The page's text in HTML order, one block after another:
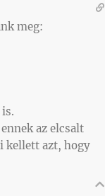
meg:
az elcsalt
kellett azt, hogy